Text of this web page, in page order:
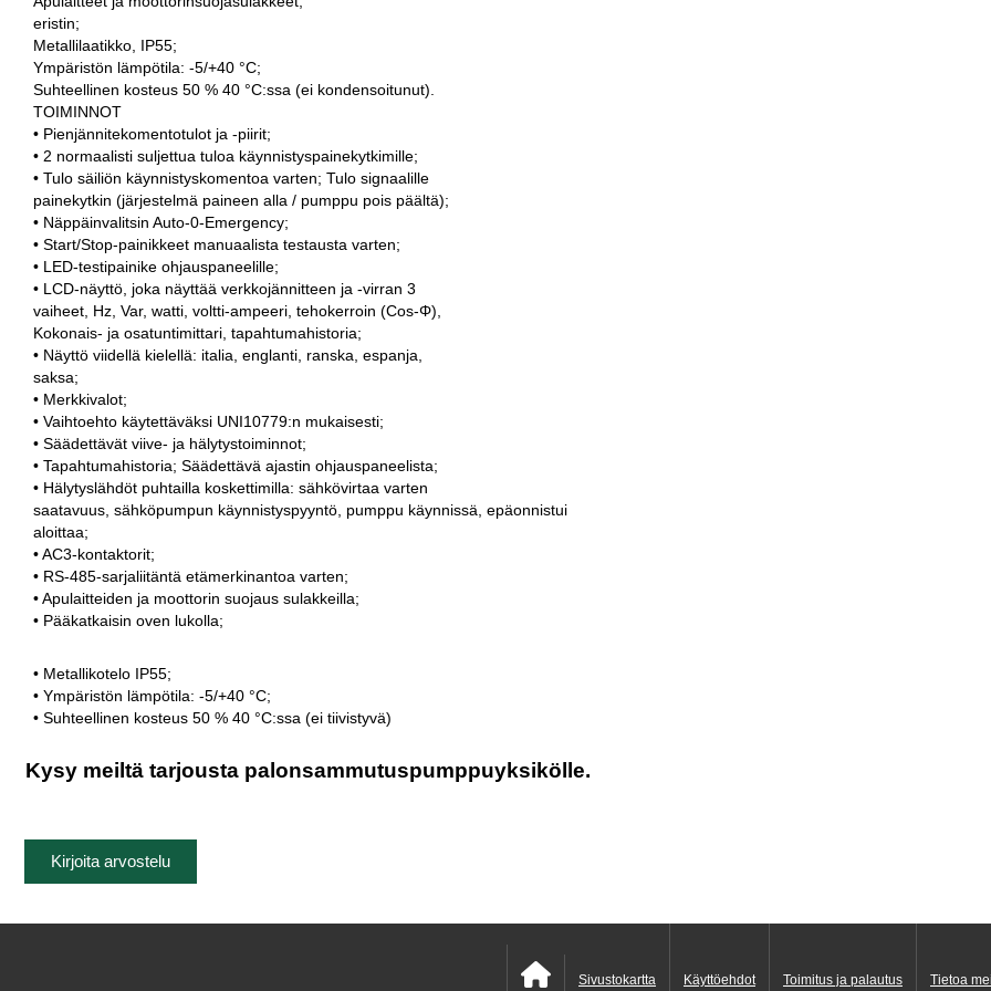
eristin;
Metallilaatikko, IP55;
Ympäristön lämpötila: -5/+40 °C;
Suhteellinen kosteus 50 % 40 °C:ssa (ei kondensoitunut).
TOIMINNOT
• Pienjännitekomentotulot ja -piirit;
• 2 normaalisti suljettua tuloa käynnistyspainekytkimille;
• Tulo säiliön käynnistyskomentoa varten; Tulo signaalille
painekytkin (järjestelmä paineen alla / pumppu pois päältä);
• Näppäinvalitsin Auto-0-Emergency;
• Start/Stop-painikkeet manuaalista testausta varten;
• LED-testipainike ohjauspaneelille;
• LCD-näyttö, joka näyttää verkkojännitteen ja -virran 3
vaiheet, Hz, Var, watti, voltti-ampeeri, tehokerroin (Cos-Φ),
Kokonais- ja osatuntimittari, tapahtumahistoria;
• Näyttö viidellä kielellä: italia, englanti, ranska, espanja,
saksa;
• Merkkivalot;
• Vaihtoehto käytettäväksi UNI10779:n mukaisesti;
• Säädettävät viive- ja hälytystoiminnot;
• Tapahtumahistoria; Säädettävä ajastin ohjauspaneelista;
• Hälytyslähdöt puhtailla koskettimilla: sähkövirtaa varten
saatavuus, sähköpumpun käynnistyspyyntö, pumppu käynnissä, epäonnistui
aloittaa;
• AC3-kontaktorit;
• RS-485-sarjaliitäntä etämerkinantoa varten;
• Apulaitteiden ja moottorin suojaus sulakkeilla;
• Pääkatkaisin oven lukolla;
• Metallikotelo IP55;
• Ympäristön lämpötila: -5/+40 °C;
• Suhteellinen kosteus 50 % 40 °C:ssa (ei tiivistyvä)
Kysy meiltä tarjousta palonsammutuspumppuyksikölle.
Kirjoita arvostelu
Sivustokartta Käyttöehdot Toimitus ja palautus Tietoa